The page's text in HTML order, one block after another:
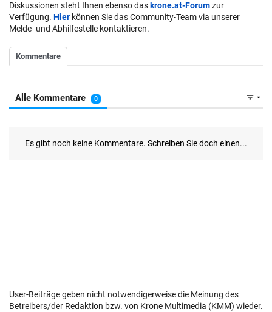
Diskussionen steht Ihnen ebenso das krone.at-Forumzur
Verfügung. Hier können Sie das Community-Team via unserer
Melde- und Abhilfestelle kontaktieren.
User-Beiträge geben nicht notwendigerweise die Meinung des
Betreibers/der Redaktion bzw. von Krone Multimedia (KMM) wieder.